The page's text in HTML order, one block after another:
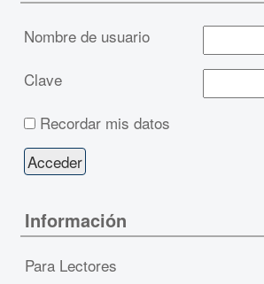
Nombre de usuario
Clave
Recordar mis datos
Información
Para Lectores